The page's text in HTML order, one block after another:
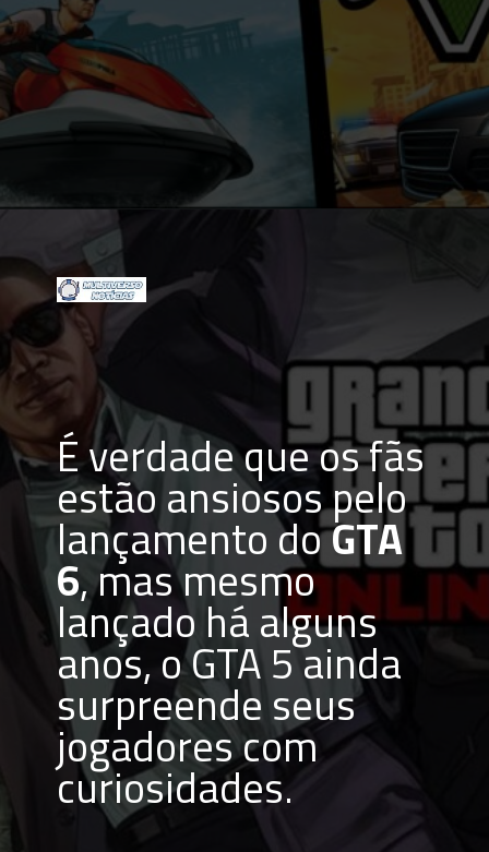
Opening
É verdade que os fãs
estão ansiosos pelo
lançamento do GTA
6, mas mesmo
lançado há alguns
anos, o GTA 5 ainda
surpreende seus
jogadores com
curiosidades.